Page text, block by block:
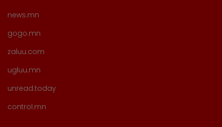
news.mn
gogo.mn
zaluu.com
ugluu.mn
unread.today
control.mn